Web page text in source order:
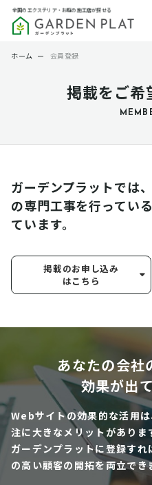
全国のエクステリア・お庭の施工店が探せる
掲載をご希
ホーム ー 会員登録
ガーデンプラットでは
の専門工事を行っている
ています。
掲載のお申し込み
はこちら
あなたの会社
効果が出
Webサイトの効果的な活用
注に大きなメリットがありま
ガーデンプラットに登録す
の高い顧客の開拓を両立でき